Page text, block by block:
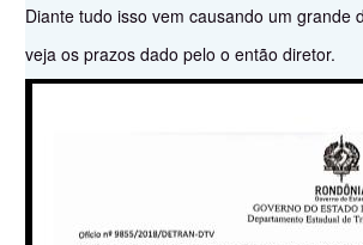
Diante tudo isso vem causando um
veja os prazos dado pelo o então diretor.